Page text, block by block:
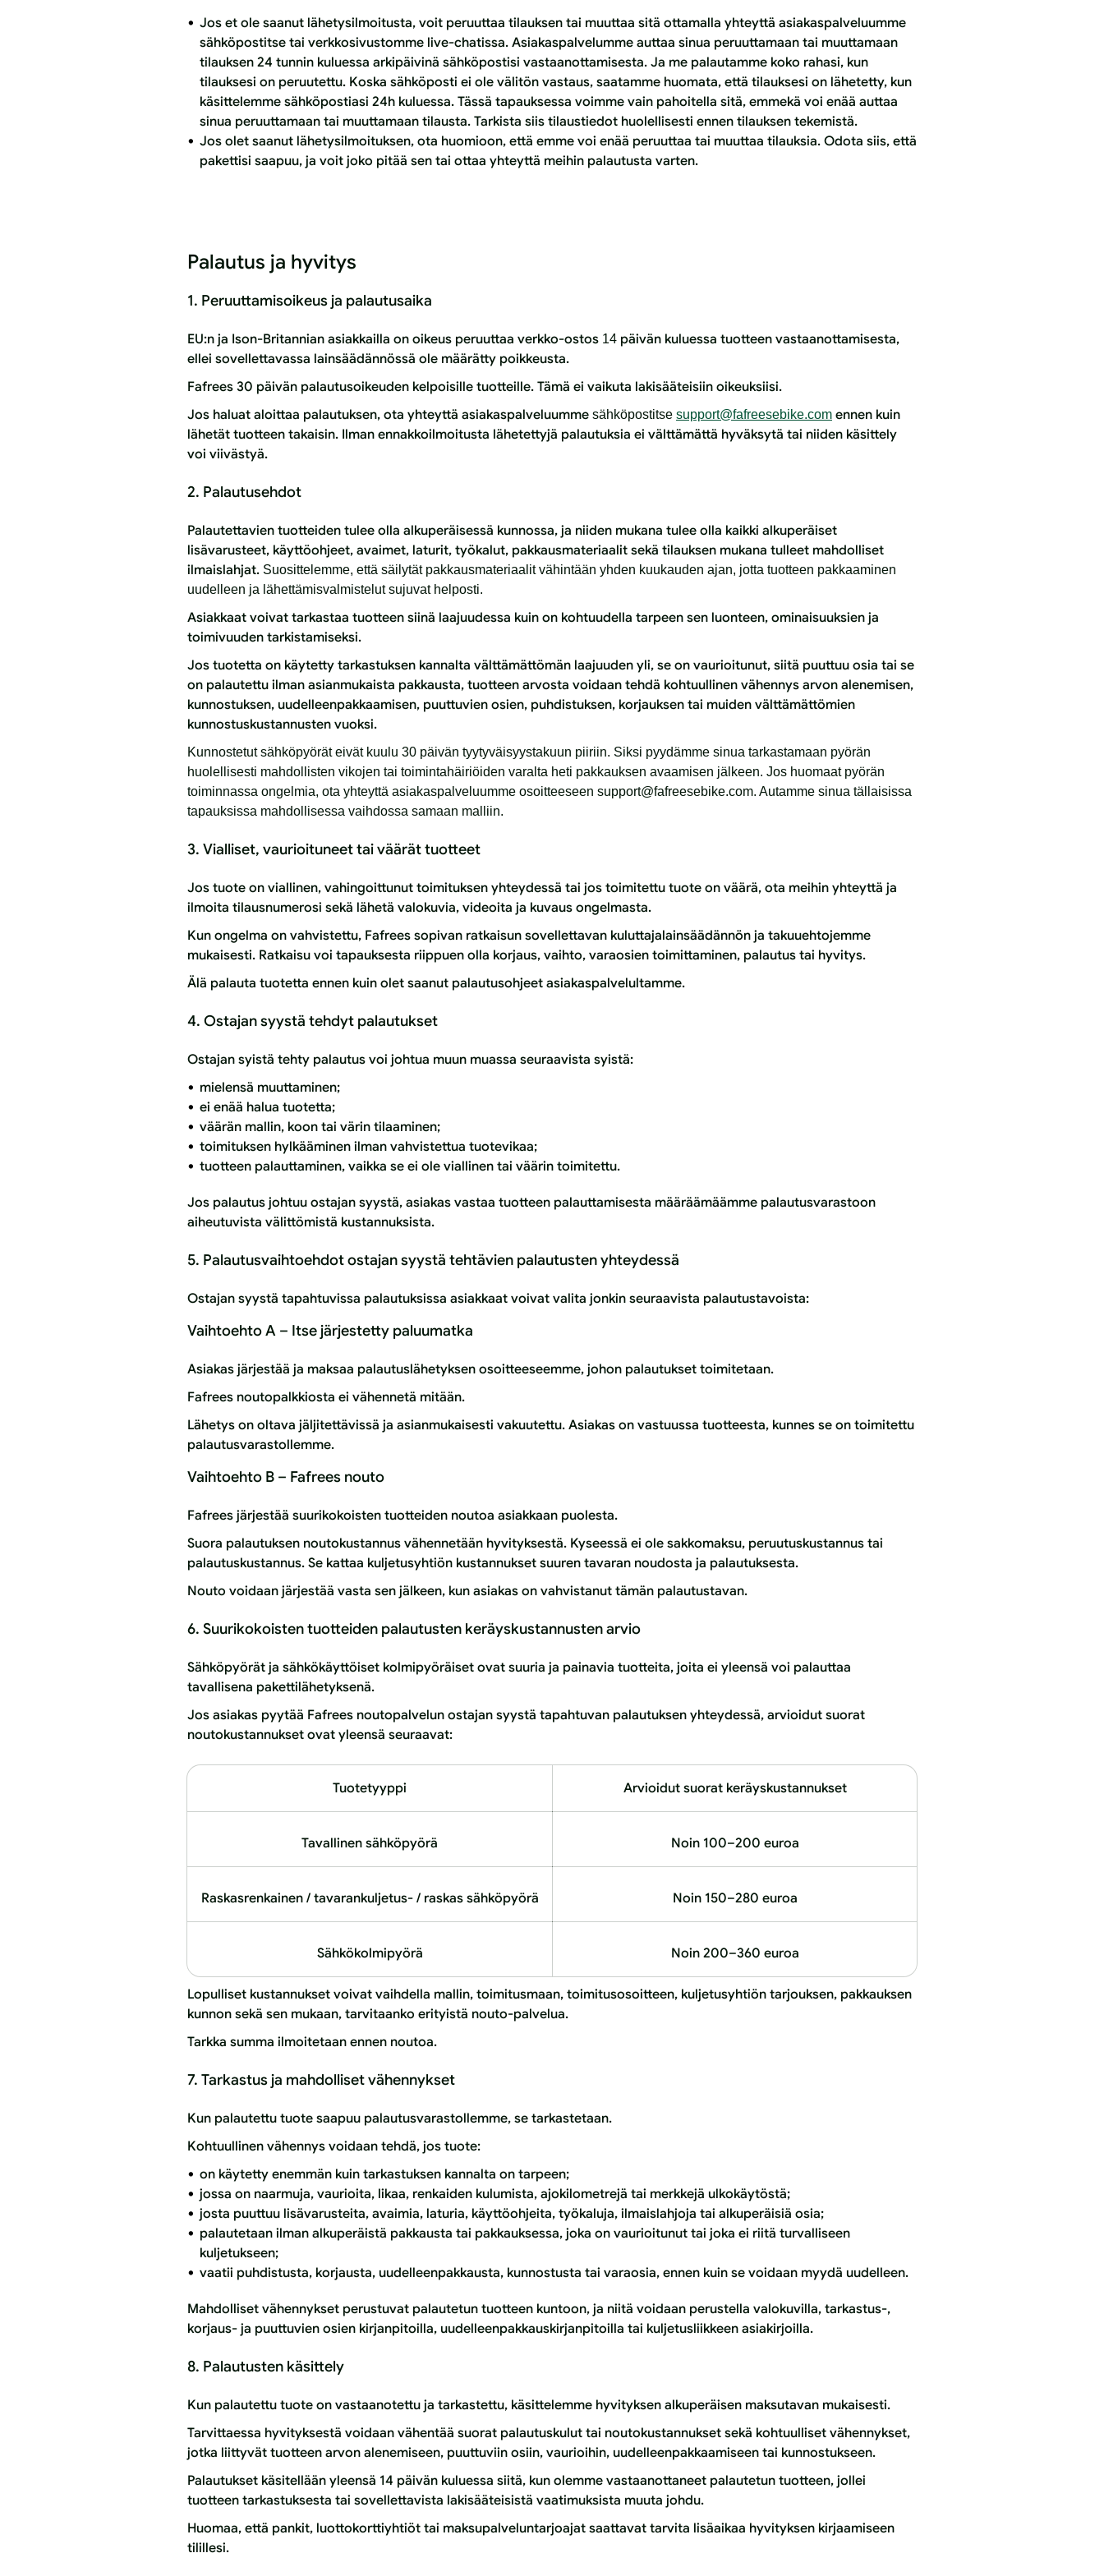
Jos et ole saanut lähetysilmoitusta, voit peruuttaa tilauksen tai muuttaa sitä ottamalla yhteyttä asiakaspalveluumme
sähköpostitse tai verkkosivustomme live-chatissa. Asiakaspalvelumme auttaa sinua peruuttamaan tai muuttamaan
tilauksen 24 tunnin kuluessa arkipäivinä sähköpostisi vastaanottamisesta. Ja me palautamme koko rahasi, kun
tilauksesi on peruutettu. Koska sähköposti ei ole välitön vastaus, saatamme huomata, että tilauksesi on lähetetty, kun
käsittelemme sähköpostiasi 24h kuluessa. Tässä tapauksessa voimme vain pahoitella sitä, emmekä voi enää auttaa
sinua peruuttamaan tai muuttamaan tilausta. Tarkista siis tilaustiedot huolellisesti ennen tilauksen tekemistä.
Jos olet saanut lähetysilmoituksen, ota huomioon, että emme voi enää peruuttaa tai muuttaa tilauksia. Odota siis, että
pakettisi saapuu, ja voit joko pitää sen tai ottaa yhteyttä meihin palautusta varten.
Palautus ja hyvitys
1. Peruuttamisoikeus ja palautusaika
EU:n ja Ison-Britannian asiakkailla on oikeus peruuttaa verkko-ostos 14 päivän kuluessa tuotteen vastaanottamisesta,
ellei sovellettavassa lainsäädännössä ole määrätty poikkeusta.
Fafrees 30 päivän palautusoikeuden kelpoisille tuotteille. Tämä ei vaikuta lakisääteisiin oikeuksiisi.
Jos haluat aloittaa palautuksen, ota yhteyttä asiakaspalveluumme sähköpostitse support@fafreesebike.com ennen kuin
lähetät tuotteen takaisin. Ilman ennakkoilmoitusta lähetettyjä palautuksia ei välttämättä hyväksytä tai niiden käsittely
voi viivästyä.
2. Palautusehdot
Palautettavien tuotteiden tulee olla alkuperäisessä kunnossa, ja niiden mukana tulee olla kaikki alkuperäiset
lisävarusteet, käyttöohjeet, avaimet, laturit, työkalut, pakkausmateriaalit sekä tilauksen mukana tulleet mahdolliset
ilmaislahjat. Suosittelemme, että säilytät pakkausmateriaalit vähintään yhden kuukauden ajan, jotta tuotteen pakkaaminen
uudelleen ja lähettämisvalmistelut sujuvat helposti.
Asiakkaat voivat tarkastaa tuotteen siinä laajuudessa kuin on kohtuudella tarpeen sen luonteen, ominaisuuksien ja
toimivuuden tarkistamiseksi.
Jos tuotetta on käytetty tarkastuksen kannalta välttämättömän laajuuden yli, se on vaurioitunut, siitä puuttuu osia tai se
on palautettu ilman asianmukaista pakkausta, tuotteen arvosta voidaan tehdä kohtuullinen vähennys arvon alenemisen,
kunnostuksen, uudelleenpakkaamisen, puuttuvien osien, puhdistuksen, korjauksen tai muiden välttämättömien
kunnostuskustannusten vuoksi.
Kunnostetut sähköpyörät eivät kuulu 30 päivän tyytyväisyystakuun piiriin. Siksi pyydämme sinua tarkastamaan pyörän
huolellisesti mahdollisten vikojen tai toimintahäiriöiden varalta heti pakkauksen avaamisen jälkeen. Jos huomaat pyörän
toiminnassa ongelmia, ota yhteyttä asiakaspalveluumme osoitteeseen support@fafreesebike.com. Autamme sinua tällaisissa
tapauksissa mahdollisessa vaihdossa samaan malliin.
3. Vialliset, vaurioituneet tai väärät tuotteet
Jos tuote on viallinen, vahingoittunut toimituksen yhteydessä tai jos toimitettu tuote on väärä, ota meihin yhteyttä ja
ilmoita tilausnumerosi sekä lähetä valokuvia, videoita ja kuvaus ongelmasta.
Kun ongelma on vahvistettu, Fafrees sopivan ratkaisun sovellettavan kuluttajalainsäädännön ja takuuehtojemme
mukaisesti. Ratkaisu voi tapauksesta riippuen olla korjaus, vaihto, varaosien toimittaminen, palautus tai hyvitys.
Älä palauta tuotetta ennen kuin olet saanut palautusohjeet asiakaspalvelultamme.
4. Ostajan syystä tehdyt palautukset
Ostajan syistä tehty palautus voi johtua muun muassa seuraavista syistä:
mielensä muuttaminen;
ei enää halua tuotetta;
väärän mallin, koon tai värin tilaaminen;
toimituksen hylkääminen ilman vahvistettua tuotevikaa;
tuotteen palauttaminen, vaikka se ei ole viallinen tai väärin toimitettu.
Jos palautus johtuu ostajan syystä, asiakas vastaa tuotteen palauttamisesta määräämäämme palautusvarastoon
aiheutuvista välittömistä kustannuksista.
5. Palautusvaihtoehdot ostajan syystä tehtävien palautusten yhteydessä
Ostajan syystä tapahtuvissa palautuksissa asiakkaat voivat valita jonkin seuraavista palautustavoista:
Vaihtoehto A – Itse järjestetty paluumatka
Asiakas järjestää ja maksaa palautuslähetyksen osoitteeseemme, johon palautukset toimitetaan.
Fafrees noutopalkkiosta ei vähennetä mitään.
Lähetys on oltava jäljitettävissä ja asianmukaisesti vakuutettu. Asiakas on vastuussa tuotteesta, kunnes se on toimitettu
palautusvarastollemme.
Vaihtoehto B – Fafrees nouto
Fafrees järjestää suurikokoisten tuotteiden noutoa asiakkaan puolesta.
Suora palautuksen noutokustannus vähennetään hyvityksestä. Kyseessä ei ole sakkomaksu, peruutuskustannus tai
palautuskustannus. Se kattaa kuljetusyhtiön kustannukset suuren tavaran noudosta ja palautuksesta.
Nouto voidaan järjestää vasta sen jälkeen, kun asiakas on vahvistanut tämän palautustavan.
6. Suurikokoisten tuotteiden palautusten keräyskustannusten arvio
Sähköpyörät ja sähkökäyttöiset kolmipyöräiset ovat suuria ja painavia tuotteita, joita ei yleensä voi palauttaa
tavallisena pakettilähetyksenä.
Jos asiakas pyytää Fafrees noutopalvelun ostajan syystä tapahtuvan palautuksen yhteydessä, arvioidut suorat
noutokustannukset ovat yleensä seuraavat:
Tuotetyyppi Arvioidut suorat keräyskustannukset
Tavallinen sähköpyörä Noin 100–200 euroa
Raskasrenkainen / tavarankuljetus- / raskas sähköpyörä Noin 150–280 euroa
Sähkökolmipyörä Noin 200–360 euroa
Lopulliset kustannukset voivat vaihdella mallin, toimitusmaan, toimitusosoitteen, kuljetusyhtiön tarjouksen, pakkauksen
kunnon sekä sen mukaan, tarvitaanko erityistä nouto-palvelua.
Tarkka summa ilmoitetaan ennen noutoa.
7. Tarkastus ja mahdolliset vähennykset
Kun palautettu tuote saapuu palautusvarastollemme, se tarkastetaan.
Kohtuullinen vähennys voidaan tehdä, jos tuote:
on käytetty enemmän kuin tarkastuksen kannalta on tarpeen;
jossa on naarmuja, vaurioita, likaa, renkaiden kulumista, ajokilometrejä tai merkkejä ulkokäytöstä;
josta puuttuu lisävarusteita, avaimia, laturia, käyttöohjeita, työkaluja, ilmaislahjoja tai alkuperäisiä osia;
palautetaan ilman alkuperäistä pakkausta tai pakkauksessa, joka on vaurioitunut tai joka ei riitä turvalliseen
kuljetukseen;
vaatii puhdistusta, korjausta, uudelleenpakkausta, kunnostusta tai varaosia, ennen kuin se voidaan myydä uudelleen.
Mahdolliset vähennykset perustuvat palautetun tuotteen kuntoon, ja niitä voidaan perustella valokuvilla, tarkastus-,
korjaus- ja puuttuvien osien kirjanpitoilla, uudelleenpakkauskirjanpitoilla tai kuljetusliikkeen asiakirjoilla.
8. Palautusten käsittely
Kun palautettu tuote on vastaanotettu ja tarkastettu, käsittelemme hyvityksen alkuperäisen maksutavan mukaisesti.
Tarvittaessa hyvityksestä voidaan vähentää suorat palautuskulut tai noutokustannukset sekä kohtuulliset vähennykset,
jotka liittyvät tuotteen arvon alenemiseen, puuttuviin osiin, vaurioihin, uudelleenpakkaamiseen tai kunnostukseen.
Palautukset käsitellään yleensä 14 päivän kuluessa siitä, kun olemme vastaanottaneet palautetun tuotteen, jollei
tuotteen tarkastuksesta tai sovellettavista lakisääteisistä vaatimuksista muuta johdu.
Huomaa, että pankit, luottokorttiyhtiöt tai maksupalveluntarjoajat saattavat tarvita lisäaikaa hyvityksen kirjaamiseen
tilillesi.